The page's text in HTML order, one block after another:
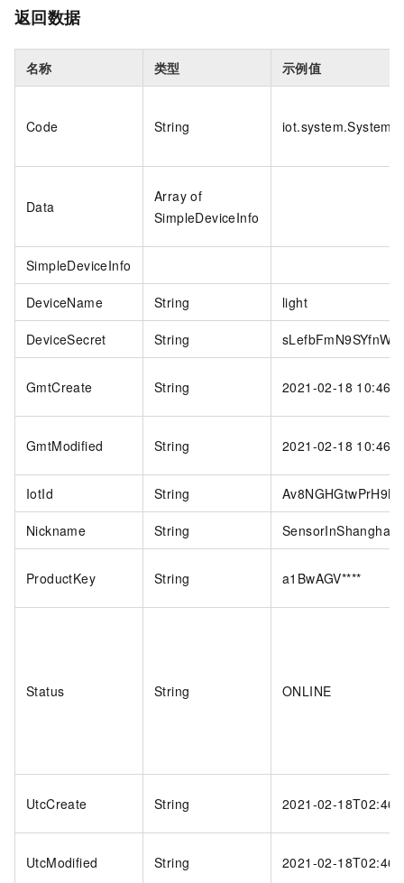
返回数据
名称 类型 示例值
Code String
Data
Array of
SimpleDeviceInfo
SimpleDeviceInfo
DeviceName String light
DeviceSecret String
GmtCreate String 2021-02-18
GmtModified String 2021-02-18
IotId String
Nickname String SensorInShanghai
ProductKey String a1BwAGV****
Status String ONLINE
UtcCreate String 2021-02-
UtcModified String 2021-02-